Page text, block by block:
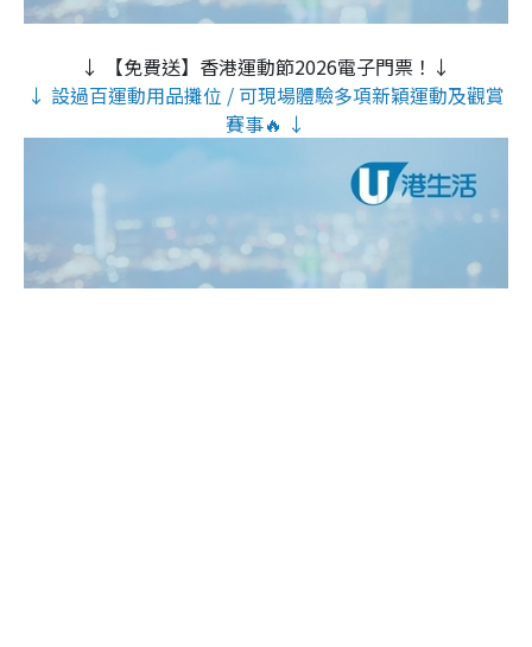
↓ 【免費送】香港運動節2026電子門票！↓
↓ 設過百運動用品攤位 / 可現場體驗多項新穎運動及觀賞
賽事🔥 ↓